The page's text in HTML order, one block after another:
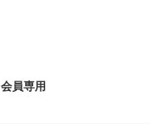
会員専用